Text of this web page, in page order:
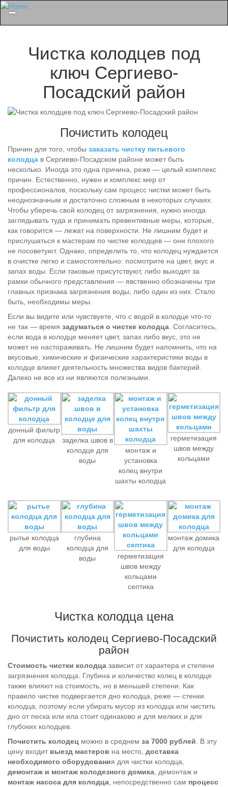
Чистка колодцев под
ключ Сергиево-
Посадский район
Почистить колодец
Причин для того, чтобы заказать чистку питьевого
колодца в Сергиево-Посадском районе может быть
несколько. Иногда это одна причина, реже — целый комплекс
причин. Естественно, нужен и комплекс мер от
профессионалов, поскольку сам процесс чистки может быть
неоднозначным и достаточно сложным в некоторых случаях.
Чтобы уберечь свой колодец от загрязнения, нужно иногда
заглядывать туда и принимать превентивные меры, которые,
как говорится — лежат на поверхности. Не лишним будет и
прислушаться к мастерам по чистке колодцев — они плохого
не посоветуют. Однако, определить то, что колодец нуждается
в очистке легко и самостоятельно: посмотрите на цвет, вкус и
запах воды. Если таковые присутствуют, либо выходят за
рамки обычного представления — явственно обозначены три
главных признака загрязнения воды, либо один из них. Стало
быть, необходимы меры.
Если вы видите или чувствуете, что с водой в колодце что-то
не так — время задуматься о чистке колодца. Согласитесь,
если вода в колодце меняет цвет, запах либо вкус, это не
может не настораживать. Не лишним будет напомнить, что на
вкусовые, химические и физические характеристики воды в
колодце влияет деятельность множества видов бактерий.
Далеко не все из ни являются полезными.
донный фильтр
для колодца
заделка швов в
колодце для
воды
монтаж и
установка
колец внутри
шахты колодца
герметизация
швов между
кольцами
рытье колодца
для воды
глубина
колодца для
воды
герметизация
швов между
кольцами
септика
монтаж домика
для колодца
Чистка колодца цена
Почистить колодец Сергиево-Посадский
район
Стоимость чистки колодца зависит от характера и степени
загрязнения колодца. Глубина и количество колец в колодце
также влияют на стоимость, но в меньшей степени. Как
правило чистке подвергается дно колодца, реже — стенки
колодца, поэтому если убирать мусор из колодца или чистить
дно от песка или ила стоит одинаково и для мелких и для
глубоких колодцев.
Почистить колодец можно в среднем за 7000 рублей. В эту
цену входит выезд мастеров на место, доставка
необходимого оборудования для чистки колодца,
демонтаж и монтаж колодезного домика, демонтаж и
монтаж насоса для колодца, непосредственно сам процесс